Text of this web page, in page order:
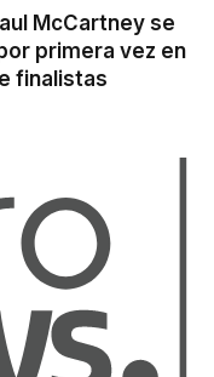
McCartney se
primera vez en
finalistas